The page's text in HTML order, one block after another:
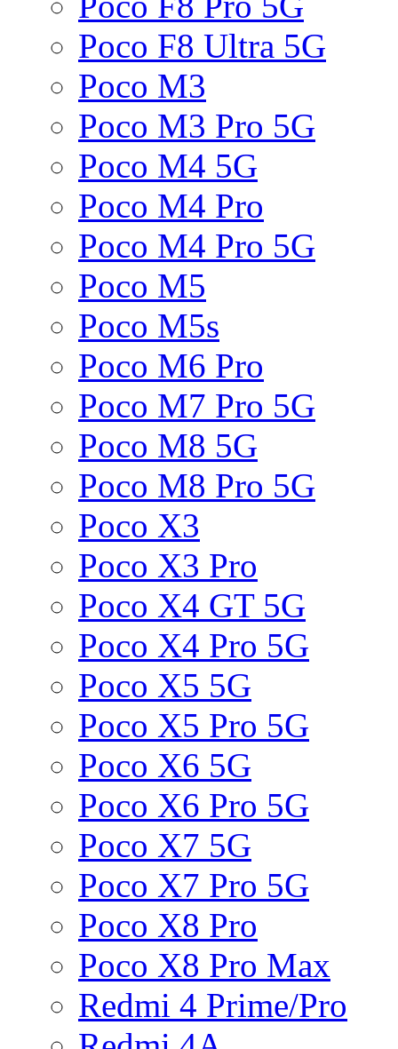
Poco F8 Ultra 5G
Poco M3
Poco M3 Pro 5G
Poco M4 5G
Poco M4 Pro
Poco M4 Pro 5G
Poco M5
Poco M5s
Poco M6 Pro
Poco M7 Pro 5G
Poco M8 5G
Poco M8 Pro 5G
Poco X3
Poco X3 Pro
Poco X4 GT 5G
Poco X4 Pro 5G
Poco X5 5G
Poco X5 Pro 5G
Poco X6 5G
Poco X6 Pro 5G
Poco X7 5G
Poco X7 Pro 5G
Poco X8 Pro
Poco X8 Pro Max
Redmi 4 Prime/Pro